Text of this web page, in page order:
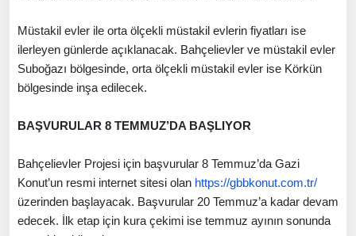
Müstakil evler ile orta ölçekli müstakil evlerin fiyatları ise
ilerleyen günlerde açıklanacak. Bahçelievler ve müstakil evler
Suboğazı bölgesinde, orta ölçekli müstakil evler ise Körkün
bölgesinde inşa edilecek.
BAŞVURULAR 8 TEMMUZ’DA BAŞLIYOR
Bahçelievler Projesi için başvurular 8 Temmuz’da Gazi
Konut’un resmi internet sitesi olan https://gbbkonut.com.tr/
üzerinden başlayacak. Başvurular 20 Temmuz’a kadar devam
edecek. İlk etap için kura çekimi ise temmuz ayının sonunda